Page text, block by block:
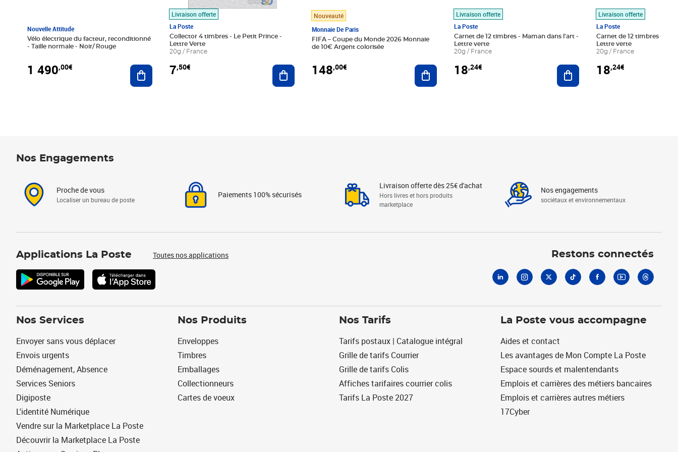
Nouvelle Attitude
Vélo électrique du facteur, reconditionné
- Taille normale - Noir/ Rouge
1 490,00€ Ajouter au panier
Livraison offerte
La Poste
Collector 4 timbres - Le Petit Prince -
Lettre Verte
20g / France
7,50€ Ajouter au panier
Nouveauté
Monnaie De Paris
FIFA – Coupe du Monde 2026 Monnaie
de 10€ Argent colorisée
148,00€ Ajouter au panier
Livraison offerte
La Poste
Carnet de 12 timbres - Maman dans l'art -
Lettre verte
20g / France
18,24€ Ajouter au panier
Livraison offerte
La Poste
Carnet de 12 timbres - Le
Lettre verte
20g / France
18,24€
Nos Engagements
Proche de vous
Localiser un bureau de poste
Paiements 100% sécurisés
Livraison offerte dès 25€ d'achat
Hors livres et hors produits
marketplace
Nos engagements
sociétaux et environnementaux
Applications La Poste Toutes nos applications Restons connectés
Nos Services
Envoyer sans vous déplacer
Envois urgents
Déménagement, Absence
Services Seniors
Digiposte
L'identité Numérique
Vendre sur la Marketplace La Poste
Découvrir la Marketplace La Poste
Nos Produits
Enveloppes
Timbres
Emballages
Collectionneurs
Cartes de voeux
Nos Tarifs
Tarifs postaux | Catalogue intégral
Grille de tarifs Courrier
Grille de tarifs Colis
Affiches tarifaires courrier colis
Tarifs La Poste 2027
La Poste vous accompagne
Aides et contact
Les avantages de Mon Compte La Poste
Espace sourds et malentendants
Emplois et carrières des métiers bancaires
Emplois et carrières autres métiers
17Cyber